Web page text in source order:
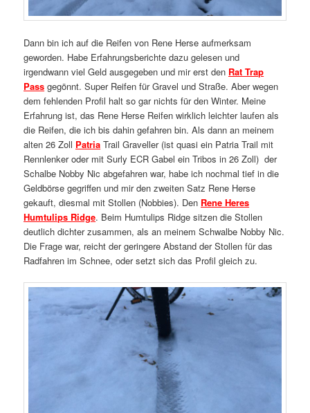
Dann bin ich auf die Reifen von Rene Herse aufmerksam
geworden. Habe Erfahrungsberichte dazu gelesen und
irgendwann viel Geld ausgegeben und mir erst den Rat Trap
Pass gegönnt. Super Reifen für Gravel und Straße. Aber wegen
dem fehlenden Profil halt so gar nichts für den Winter. Meine
Erfahrung ist, das Rene Herse Reifen wirklich leichter laufen als
die Reifen, die ich bis dahin gefahren bin. Als dann an meinem
alten 26 Zoll Patria Trail Graveller (ist quasi ein Patria Trail mit
Rennlenker oder mit Surly ECR Gabel ein Tribos in 26 Zoll) der
Schalbe Nobby Nic abgefahren war, habe ich nochmal tief in die
Geldbörse gegriffen und mir den zweiten Satz Rene Herse
gekauft, diesmal mit Stollen (Nobbies). Den Rene Heres
Humtulips Ridge. Beim Humtulips Ridge sitzen die Stollen
deutlich dichter zusammen, als an meinem Schwalbe Nobby Nic.
Die Frage war, reicht der geringere Abstand der Stollen für das
Radfahren im Schnee, oder setzt sich das Profil gleich zu.